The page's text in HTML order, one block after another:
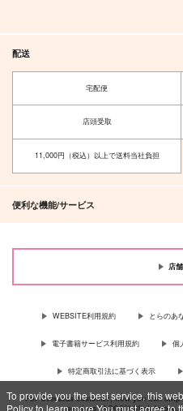
To provide you the best service, this
Policy to learn more.You must agree to
配送
宅配便
店頭受取
11,000円（税込）以上で送料当社負担
便利な機能/サービス
店
WEBSITE利用規約 とらのあ
電子書籍サービス利用規約 個
特定商取引法に基づく表示
For Overseas customer, now you can
services “AOCS”! Click